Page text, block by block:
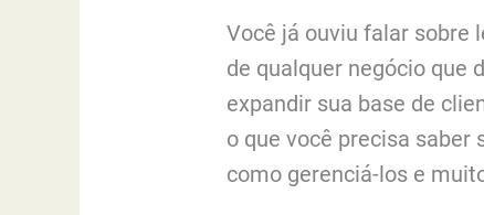
Você já ouviu falar sobre
de qualquer negócio que
expandir sua base de
o que você precisa saber
como gerenciá-los e